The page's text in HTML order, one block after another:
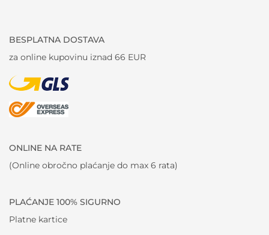
BESPLATNA DOSTAVA
za online kupovinu iznad 66 EUR
ONLINE NA RATE
(Online obročno plaćanje do max 6 rata)
PLAĆANJE 100% SIGURNO
Platne kartice